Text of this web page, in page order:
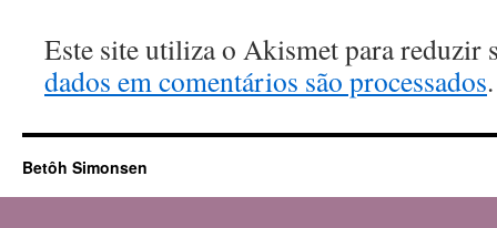
Este site utiliza o Akismet para reduzir
dados em comentários são processados.
Betôh Simonsen